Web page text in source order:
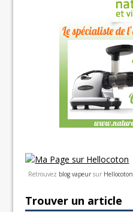
Retrouvez blog vapeur sur Hellocoton
Trouver un article